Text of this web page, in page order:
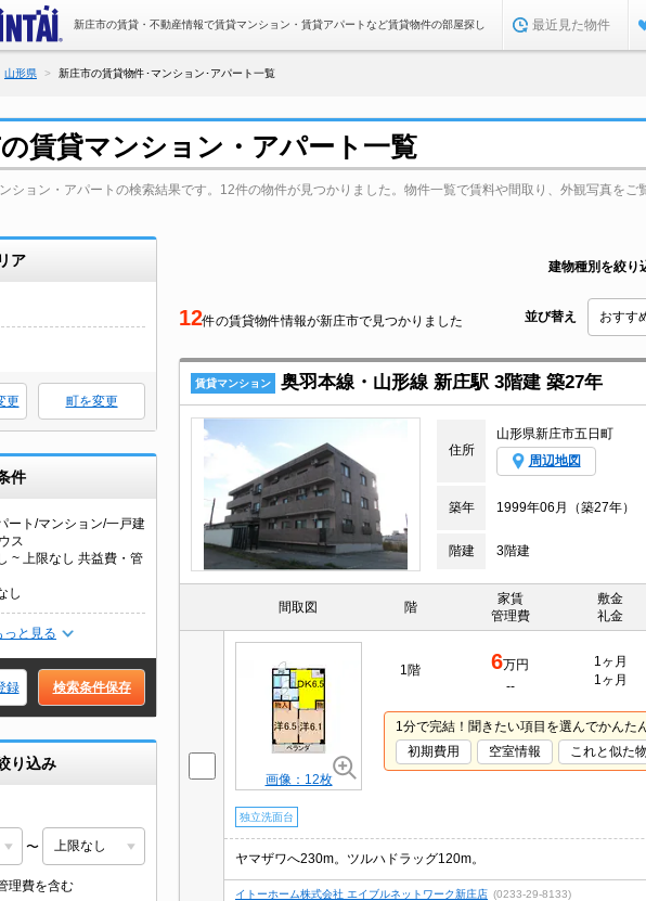
新庄市の賃貸・不動産情報で賃貸マンション・賃貸アパートなど賃貸物件の部屋探し 最近見た物件
山形県 新庄市の賃貸物件･マンション･アパート一覧
賃貸マンション・アパート一覧
ション・アパートの検索結果です。12件の物件が見つかりました。物件一覧で賃料や間取り、外観写真をご
ア
更 町を変更
件
ート/マンション/一戸建
ス
~ 上限なし 共益費・管
し
っと見る
録 検索条件保存
り込み
〜
理費を含む
建物種別を絞り
12件の賃貸物件情報が新庄市で見つかりました 並び替え
賃貸マンション 奥羽本線・山形線 新庄駅 3階建 築27年
住所
山形県新庄市五日町
周辺地図
築年
1999年06月（築27年）
階建 3階建
間取図 階
家賃
管理費
敷金
礼金
画像：12枚
1階 6万円
--
1ヶ月
1ヶ月
1分で完結！聞きたい項目を選んでかんた
初期費用
空室情報 これと似た
独立洗面台
ヤマザワへ230m。ツルハドラッグ120m。
イトーホーム株式会社 エイブルネットワーク新庄店 (0233-29-8133)